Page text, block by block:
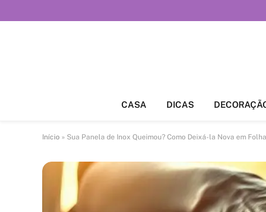
CASA DICAS
Início » Sua Panela de Inox Queimou? Como Deixá-la Nova em Folha